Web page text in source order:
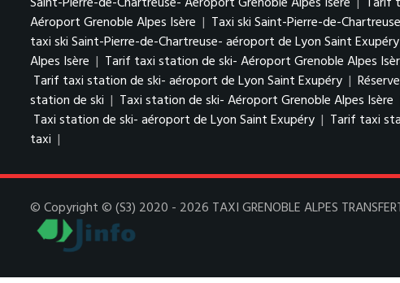
Aéroport Grenoble Alpes Isère | Taxi ski Saint-Pierre-de-
taxi ski Saint-Pierre-de-Chartreuse- aéroport de Lyon Saint Exupéry
Alpes Isère | Tarif taxi station de ski- Aéroport Grenoble Alpes
Tarif taxi station de ski- aéroport de Lyon Saint Exupéry |
station de ski | Taxi station de ski- Aéroport Grenoble Alpes Isère
Taxi station de ski- aéroport de Lyon Saint Exupéry | Tarif taxi
taxi |
© Copyright © (S3) 2020 - 2026 TAXI GRENOBLE ALPES